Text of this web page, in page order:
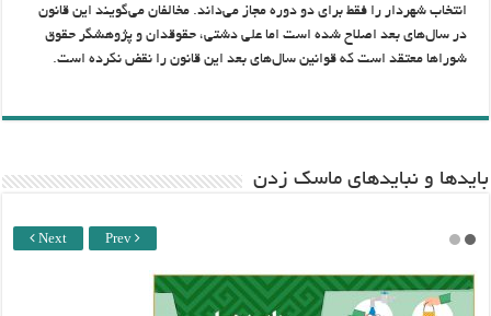
انتخاب شهردار را فقط برای دو دوره مجاز می‌داند. مخالفان می‌گویند این قانون
در سال‌های بعد اصلاح شده است اما علی دشتی، حقوقدان و پژوهشگر حقوق
شوراها معتقد است که قوانین سال‌های بعد این قانون را نقض نکرده است.
باید‌ها و نبایدهای ماسک زدن
Next Prev